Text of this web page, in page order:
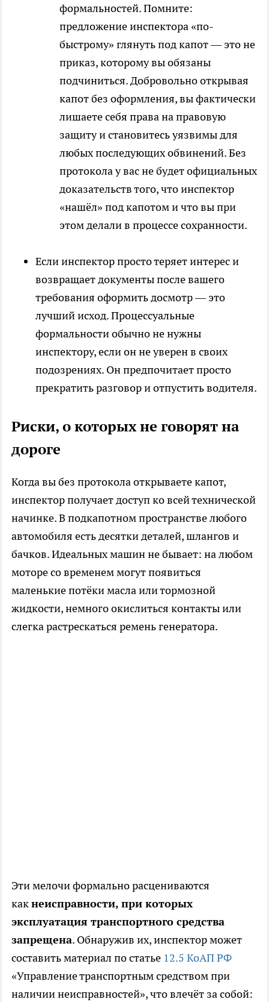
формальностей. Помните:
предложение инспектора «по-
быстрому» глянуть под капот — это не
приказ, которому вы обязаны
подчиниться. Добровольно открывая
капот без оформления, вы фактически
лишаете себя права на правовую
защиту и становитесь уязвимы для
любых последующих обвинений. Без
протокола у вас не будет официальных
доказательств того, что инспектор
«нашёл» под капотом и что вы при
этом делали в процессе сохранности.
Если инспектор просто теряет интерес и
возвращает документы после вашего
требования оформить досмотр — это
лучший исход. Процессуальные
формальности обычно не нужны
инспектору, если он не уверен в своих
подозрениях. Он предпочитает просто
прекратить разговор и отпустить водителя.
Риски, о которых не говорят на
дороге
Когда вы без протокола открываете капот,
инспектор получает доступ ко всей технической
начинке. В подкапотном пространстве любого
автомобиля есть десятки деталей, шлангов и
бачков. Идеальных машин не бывает: на любом
моторе со временем могут появиться
маленькие потёки масла или тормозной
жидкости, немного окислиться контакты или
слегка растрескаться ремень генератора.
Эти мелочи формально расцениваются
какнеисправности, при которых
эксплуатация транспортного средства
запрещена. Обнаружив их, инспектор может
составить материал по статье 12.5 КоАП РФ
«Управление транспортным средством при
наличии неисправностей», что влечёт за собой: